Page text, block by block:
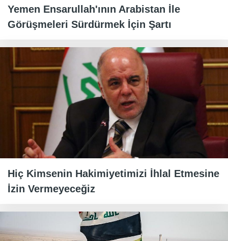
Yemen Ensarullah'ının Arabistan İle
Görüşmeleri Sürdürmek İçin Şartı
Hiç Kimsenin Hakimiyetimizi İhlal Etmesine
İzin Vermeyeceğiz